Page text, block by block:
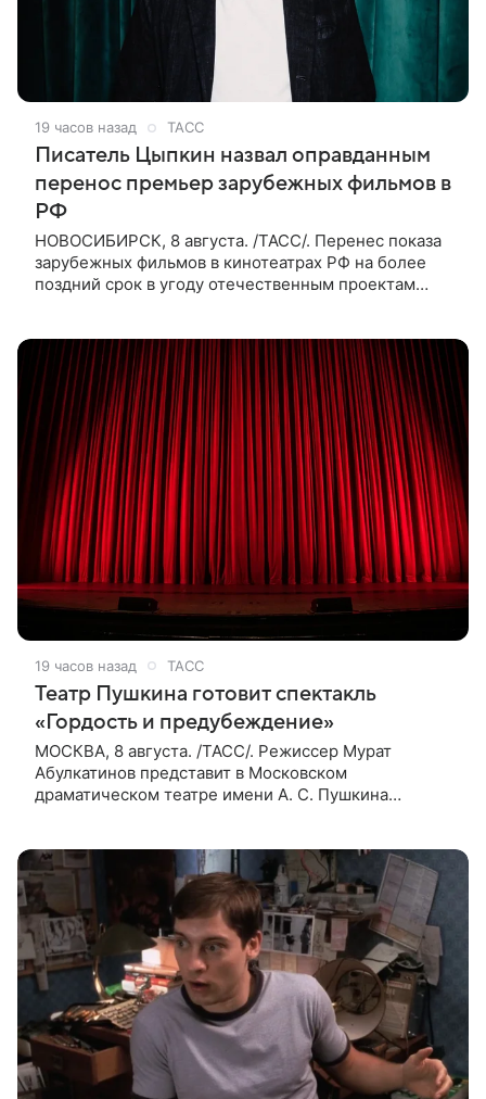
19 часов назад ТАСС
Писатель Цыпкин назвал оправданным
перенос премьер зарубежных фильмов в
РФ
НОВОСИБИРСК, 8 августа. /ТАСС/. Перенес показа
зарубежных фильмов в кинотеатрах РФ на более
поздний срок в угоду отечественным проектам
19 часов назад ТАСС
Театр Пушкина готовит спектакль
«Гордость и предубеждение»
МОСКВА, 8 августа. /ТАСС/. Режиссер Мурат
Абулкатинов представит в Московском
драматическом театре имени А. С. Пушкина
XVIII —